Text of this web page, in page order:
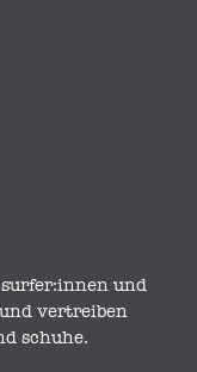
und
vertreiben
schuhe.